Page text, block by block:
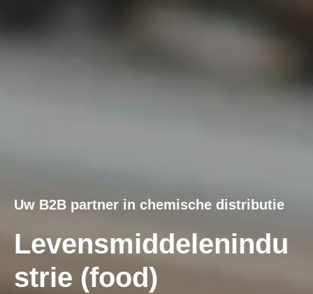
Uw B2B partner in chemische distributie
Levensmiddelenindu
strie (food)